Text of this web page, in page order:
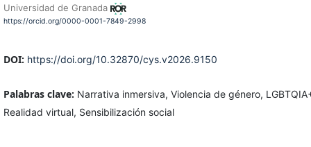
Universidad de Granada
https://orcid.org/0000-0001-7849-2998
DOI: https://doi.org/10.32870/cys.v2026.9150
Palabras clave: Narrativa inmersiva, Violencia de género,
Realidad virtual, Sensibilización social